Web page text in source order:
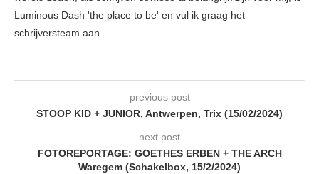
Luminous Dash 'the place to be' en vul ik graag het
schrijversteam aan.
previous post
STOOP KID + JUNIOR, Antwerpen, Trix (15/02/2024)
next post
FOTOREPORTAGE: GOETHES ERBEN + THE ARCH
Waregem (Schakelbox, 15/2/2024)